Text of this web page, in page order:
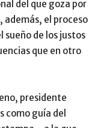
del que goza por
además, el proceso
sueño de los justos
que en otro
presidente
como guía del